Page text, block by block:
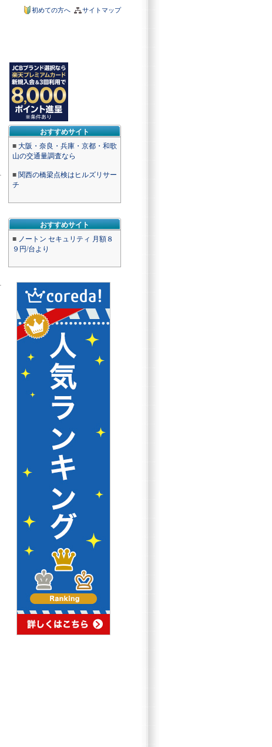
サイトマップ
初めての方へ
おすすめサイト
■ 大阪・奈良・兵庫・京都・和歌
山の交通量調査なら
■ 関西の橋梁点検はヒルズリサー
チ
おすすめサイト
■ ノートン セキュリティ 月額８
９円/台より